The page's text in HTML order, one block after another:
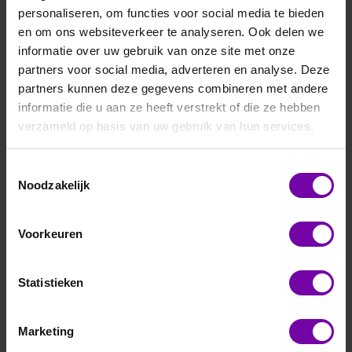
personaliseren, om functies voor social media te bieden
en om ons websiteverkeer te analyseren. Ook delen we
informatie over uw gebruik van onze site met onze
partners voor social media, adverteren en analyse. Deze
partners kunnen deze gegevens combineren met andere
informatie die u aan ze heeft verstrekt of die ze hebben
verzameld op basis van uw gebruik van hun services.
Noodzakelijk
Voorkeuren
Statistieken
Marketing
EE310 transmitters ideaal voor procesbewaking, HVAC,
machinebouw en industriële automatisering. Ze bieden een
toekomstbestendige oplossing voor betrouwbare en
continue meetdata in uitdagende omstandigheden.
Filteren en sorteren
EE310 serie